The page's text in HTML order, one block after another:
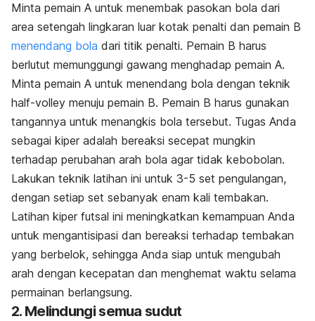
Minta pemain A untuk menembak pasokan bola dari
area setengah lingkaran luar kotak penalti dan pemain B
menendang bola dari titik penalti. Pemain B harus
berlutut memunggungi gawang menghadap pemain A.
Minta pemain A untuk menendang bola dengan teknik
half-volley menuju pemain B. Pemain B harus gunakan
tangannya untuk menangkis bola tersebut. Tugas Anda
sebagai kiper adalah bereaksi secepat mungkin
terhadap perubahan arah bola agar tidak kebobolan.
Lakukan teknik latihan ini untuk 3-5 set pengulangan,
dengan setiap set sebanyak enam kali tembakan.
Latihan kiper futsal ini meningkatkan kemampuan Anda
untuk mengantisipasi dan bereaksi terhadap tembakan
yang berbelok, sehingga Anda siap untuk mengubah
arah dengan kecepatan dan menghemat waktu selama
permainan berlangsung.
2. Melindungi semua sudut